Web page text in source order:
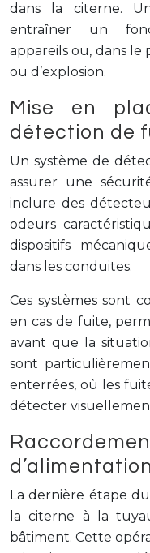
dans la citerne.
entraîner un
appareils ou, dans le
ou d’explosion.
Mise en
détection de
Un système de
assurer une
inclure des
odeurs
dispositifs
dans les conduites.
Ces systèmes sont
en cas de fuite,
avant que la
sont
enterrées, où les
détecter
La dernière étape
la citerne à la
bâtiment. Cette